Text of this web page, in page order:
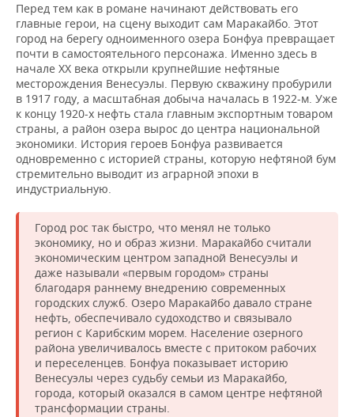
Перед тем как в романе начинают действовать его
главные герои, на сцену выходит сам Маракайбо. Этот
город на берегу одноименного озера Бонфуа превращает
почти в самостоятельного персонажа. Именно здесь в
начале XX века открыли крупнейшие нефтяные
месторождения Венесуэлы. Первую скважину пробурили
в 1917 году, а масштабная добыча началась в 1922-м. Уже
к концу 1920-х нефть стала главным экспортным товаром
страны, а район озера вырос до центра национальной
экономики. История героев Бонфуа развивается
одновременно с историей страны, которую нефтяной бум
стремительно выводит из аграрной эпохи в
индустриальную.
Город рос так быстро, что менял не только
экономику, но и образ жизни. Маракайбо считали
экономическим центром западной Венесуэлы и
даже называли «первым городом» страны
благодаря раннему внедрению современных
городских служб. Озеро Маракайбо давало стране
нефть, обеспечивало судоходство и связывало
регион с Карибским морем. Население озерного
района увеличивалось вместе с притоком рабочих
и переселенцев. Бонфуа показывает историю
Венесуэлы через судьбу семьи из Маракайбо,
города, который оказался в самом центре нефтяной
трансформации страны.